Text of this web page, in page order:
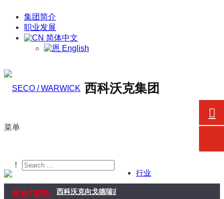
集团简介
职业发展
简体中文
English
西科沃克集团
菜单
行业
！
突发/新闻西科沃克向戈德瑞吉企业集团航空航天业务交付真空炉